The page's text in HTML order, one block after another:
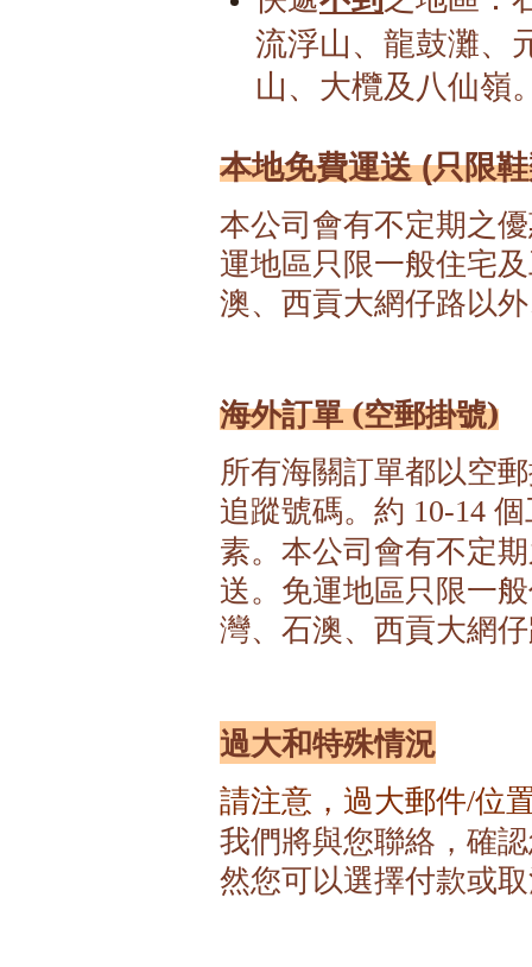
流浮山、龍鼓灘、
山、大欖及八仙嶺
本地免費運送 (只限
本公司會有不定期之
運地區只限一般住宅
澳、西貢大網仔路以
海外訂單 (空郵掛號)
所有海關訂單都以空
追蹤號碼。約 10-14
素。本公司會有不定
送。免運地區只限一
灣、石澳、西貢大網
過大和特殊情況
請注意，過大郵件/位
我們將與您聯絡，確
然您可以選擇付款或